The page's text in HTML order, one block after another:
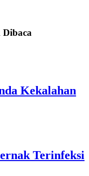
Kekalahan
Terinfeksi